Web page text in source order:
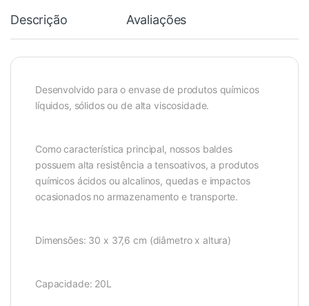
Descrição Avaliações
Desenvolvido para o envase de produtos químicos
líquidos, sólidos ou de alta viscosidade.
Como característica principal, nossos baldes
possuem alta resistência a tensoativos, a produtos
químicos ácidos ou alcalinos, quedas e impactos
ocasionados no armazenamento e transporte.
Dimensões: 30 x 37,6 cm (diâmetro x altura)
Capacidade: 20L